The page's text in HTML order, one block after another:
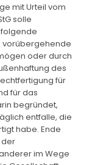
mit Urteil vom
solle
folgende
vorübergehende
oder durch
des
für
für das
begründet,
entfalle, die
habe. Ende
der
im Wege